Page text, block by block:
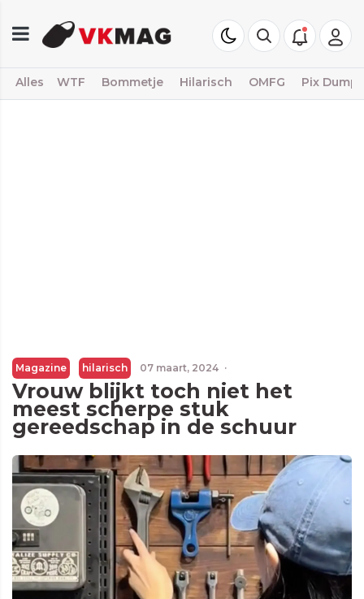
Alles WTF Bommetje Hilarisch OMFG Pix Dump
Magazine hilarisch 07 maart, 2024 ·
Vrouw blijkt toch niet het
meest scherpe stuk
gereedschap in de schuur